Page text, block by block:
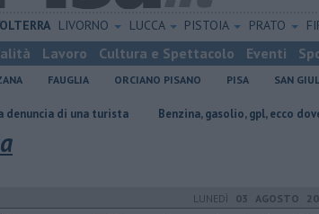
LIVORNO LUCCA PISTOIA PRATO
Lavoro Cultura e Spettacolo Eventi
FAUGLIA ORCIANO PISANO PISA SAN
turista ​Benzina, gasolio, gpl, ecco dove risparmiare
LUNEDÌ 03 AGOSTO